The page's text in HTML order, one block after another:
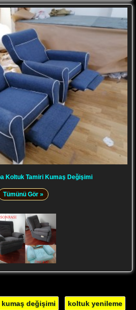
Koltuk Tamiri Kumaş Değişimi
Tümünü Gör »
değişimi koltuk yenileme